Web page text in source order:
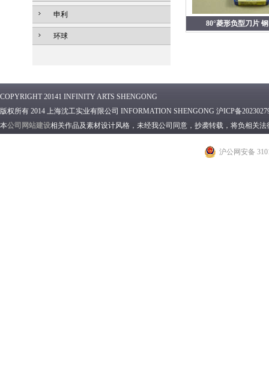
申利
环球
80°菱形负型刀片
COPYRIGHT 20141 INFINITY ARTS SHENGONG
版权所有 2014 上海沈工实业有限公司 INFORMATION SHENGONG 沪ICP备
本公司网站建设相关作品及素材设计风格，未经我公司同意，抄袭转载，将负相关法
沪公网安备